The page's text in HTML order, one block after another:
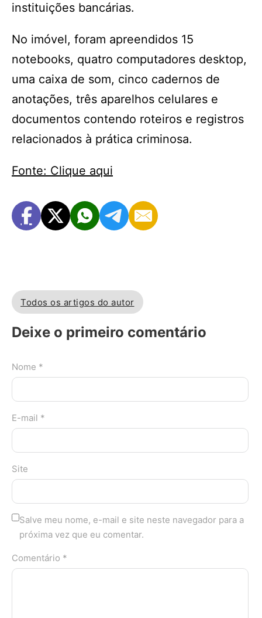
instituições bancárias.
No imóvel, foram apreendidos 15
notebooks, quatro computadores desktop,
uma caixa de som, cinco cadernos de
anotações, três aparelhos celulares e
documentos contendo roteiros e registros
relacionados à prática criminosa.
Fonte: Clique aqui
Todos os artigos do autor
Deixe o primeiro comentário
próxima vez que eu comentar.